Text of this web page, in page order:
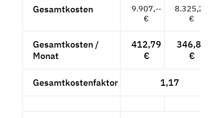
Gesamtkosten
9.907,--
€
8.325,21
€
Gesamtkosten /
Monat
412,79
€
346,88
€
Gesamtkostenfaktor 1,17